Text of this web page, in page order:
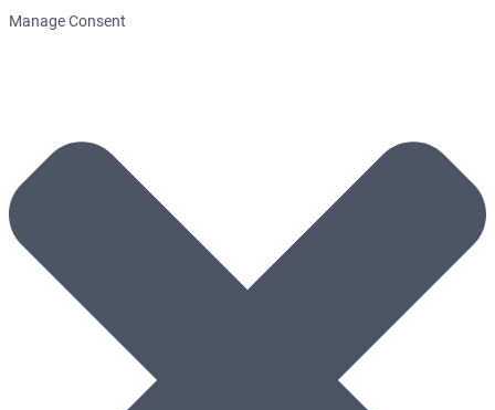
Manage Consent